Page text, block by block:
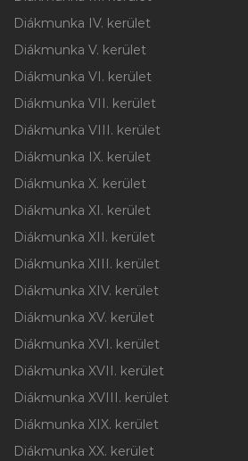
Diákmunka IV. kerület
Diákmunka V. kerület
Diákmunka VI. kerület
Diákmunka VII. kerület
Diákmunka VIII. kerület
Diákmunka IX. kerület
Diákmunka X. kerület
Diákmunka XI. kerület
Diákmunka XII. kerület
Diákmunka XIII. kerület
Diákmunka XIV. kerület
Diákmunka XV. kerület
Diákmunka XVI. kerület
Diákmunka XVII. kerület
Diákmunka XVIII. kerület
Diákmunka XIX. kerület
Diákmunka XX. kerület